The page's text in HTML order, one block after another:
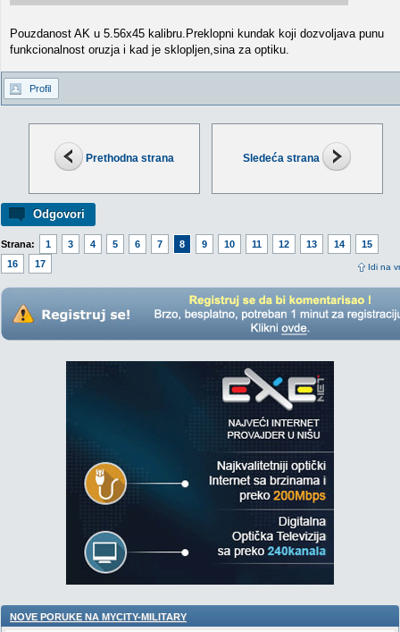
Prethodna strana Sledeća strana
Odgovori
Strana: 1 3 4 5 6 7 8 9 10 11 12 13 14
15
16
17 Idi na
Pouzdanost AK u 5.56x45 kalibru.Preklopni kundak koji dozvoljava punu
funkcionalnost oruzja i kad je sklopljen,sina za optiku.
Profil
NOVE PORUKE NA MYCITY-MILITARY